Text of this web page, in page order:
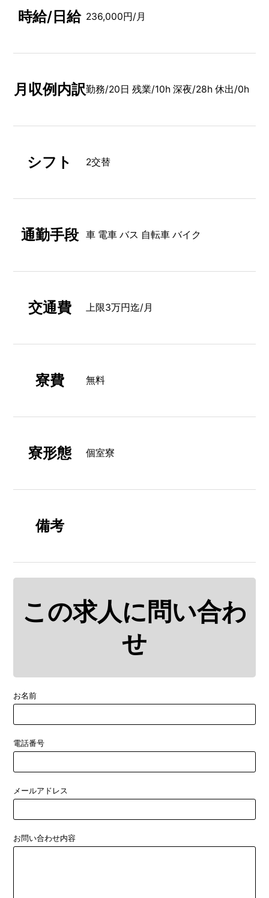
時給/日給 236,000円/月
月収例内訳勤務/20日 残業/10h 深夜/28h 休出/0h
シフト 2交替
通勤手段 車 電車 バス 自転車 バイク
交通費 上限3万円迄/月
寮費 無料
寮形態 個室寮
備考
この求人に問い合わ
せ
お名前
電話番号
メールアドレス
お問い合わせ内容